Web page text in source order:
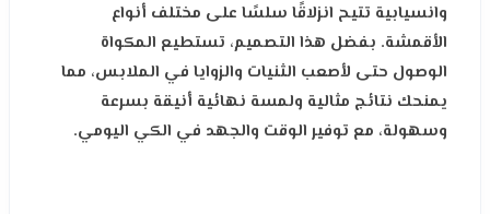
وانسيابية تتيح انزلاقًا سلسًا على مختلف أنواع
الأقمشة. بفضل هذا التصميم، تستطيع المكواة
الوصول حتى لأصعب الثنيات والزوايا في الملابس، مما
يمنحك نتائج مثالية ولمسة نهائية أنيقة بسرعة
وسهولة، مع توفير الوقت والجهد في الكي اليومي.